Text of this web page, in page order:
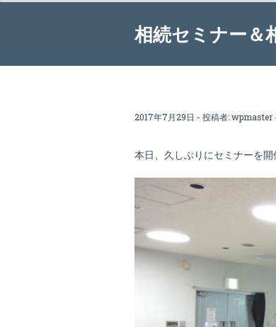
相続セミナー＆
2017年7月29日 - 投稿者:wpmaster
本日、久しぶりにセミナーを開